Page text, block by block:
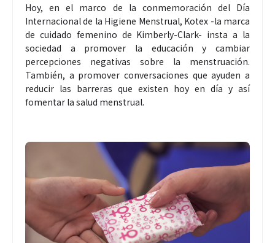
Hoy, en el marco de la conmemoración del Día
Internacional de la Higiene Menstrual, Kotex -la marca
de cuidado femenino de Kimberly-Clark- insta a la
sociedad a promover la educación y cambiar
percepciones negativas sobre la menstruación.
También, a promover conversaciones que ayuden a
reducir las barreras que existen hoy en día y así
fomentar la salud menstrual.